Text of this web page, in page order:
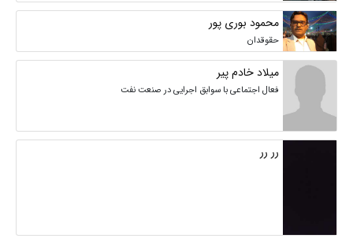
محمود بوری پور
حقوقدان
میلاد خادم پیر
فعال اجتماعی با سوابق اجرایی در صنعت نفت
رر رر